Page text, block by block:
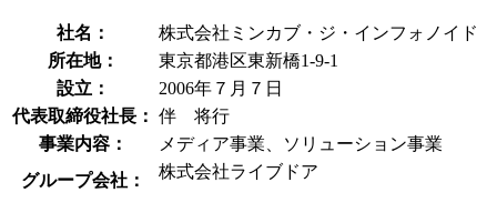
社名：
株式会社ミンカブ・ジ・インフォノイド
所在地：
東京都港区東新橋1-9-1
設立：
2006年７月７日
代表取締役社長： 伴 将行
事業内容：
メディア事業、ソリューション事業
グループ会社：
株式会社ライブドア